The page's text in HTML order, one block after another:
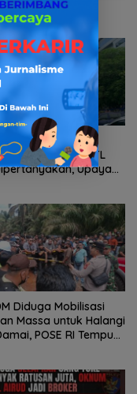
Kinerja Dan
Sanksi P2TL
Upaya
Diduga Mobilisasi
Massa untuk Halangi
POSE RI Tempuh